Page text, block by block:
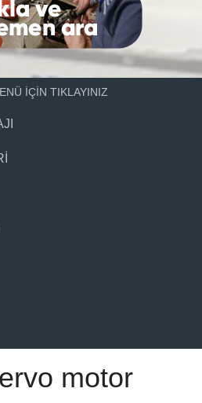
İÇİN TIKLAYINIZ
motor